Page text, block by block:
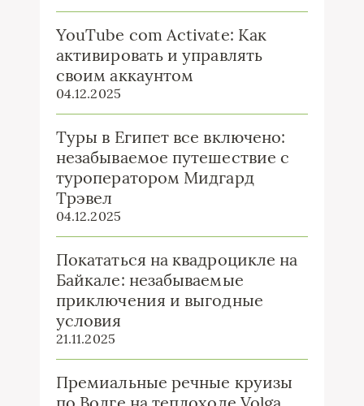
YouTube com Activate: Как
активировать и управлять
своим аккаунтом
04.12.2025
Туры в Египет все включено:
незабываемое путешествие с
туроператором Мидгард
Трэвел
04.12.2025
Покататься на квадроцикле на
Байкале: незабываемые
приключения и выгодные
условия
21.11.2025
Премиальные речные круизы
по Волге на теплоходе Volga